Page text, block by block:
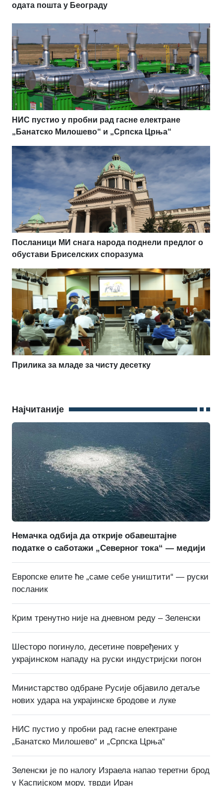
одата пошта у Београду
НИС пустио у пробни рад гасне електране
„Банатско Милошево“ и „Српска Црња“
Посланици МИ снага народа поднели предлог о
обустави Бриселских споразума
Прилика за младе за чисту десетку
Најчитаније
Немачка одбија да открије обавештајне
податке о саботажи „Северног тока“ — медији
Европске елите ће „саме себе уништити“ — руски
посланик
Крим тренутно није на дневном реду – Зеленски
Шесторо погинуло, десетине повређених у
украјинском нападу на руски индустријски погон
Министарство одбране Русије објавило детаље
нових удара на украјинске бродове и луке
НИС пустио у пробни рад гасне електране
„Банатско Милошево“ и „Српска Црња“
Зеленски је по налогу Израела напао теретни брод
у Каспијском мору, тврди Иран